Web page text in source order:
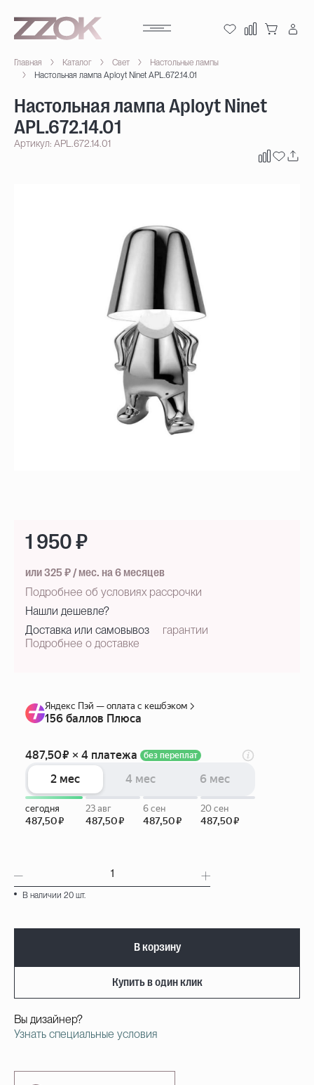
Главная Каталог Свет
Настольные лампы
Настольная лампа Aployt Ninet APL.672.14.01
Настольная лампа Aployt Ninet
APL.672.14.01
Артикул: APL.672.14.01
В наличии 20 шт.
В корзину
Купить в один клик
Вы дизайнер?
Узнать специальные условия
1 950 ₽
или 325 ₽ / мес. на 6 месяцев
Подробнее об условиях рассрочки
Нашли дешевле?
Доставка или самовывоз
Подробнее о доставке
гарантии